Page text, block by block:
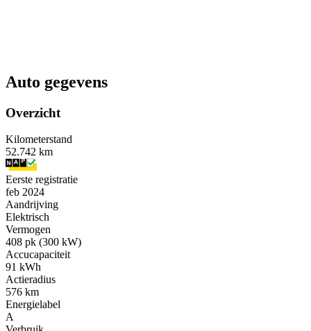
Auto gegevens
Overzicht
Kilometerstand
52.742 km
Eerste registratie
feb 2024
Aandrijving
Elektrisch
Vermogen
408 pk (300 kW)
Accucapaciteit
91 kWh
Actieradius
576 km
Energielabel
A